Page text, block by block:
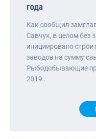
года
Как сообщил
Савчук, в целом без
инициировано
заводов на сумму
Рыбодобывающие
2019…